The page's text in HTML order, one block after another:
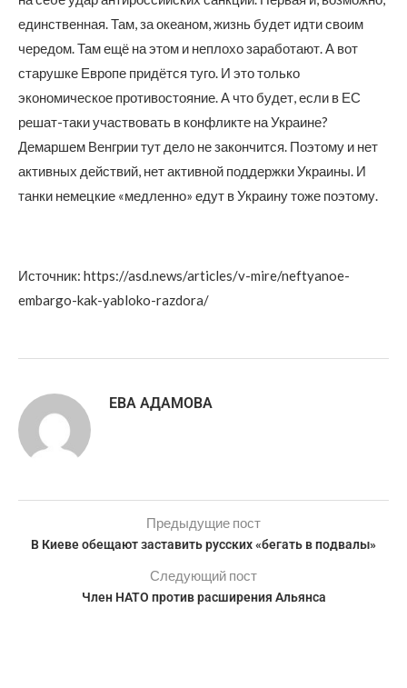
единственная. Там, за океаном, жизнь будет идти своим
чередом. Там ещё на этом и неплохо заработают. А вот
старушке Европе придётся туго. И это только
экономическое противостояние. А что будет, если в ЕС
решат-таки участвовать в конфликте на Украине?
Демаршем Венгрии тут дело не закончится. Поэтому и нет
активных действий, нет активной поддержки Украины. И
танки немецкие «медленно» едут в Украину тоже поэтому.
Источник: https://asd.news/articles/v-mire/neftyanoe-
embargo-kak-yabloko-razdora/
ЕВА АДАМОВА
Предыдущие пост
В Киеве обещают заставить русских «бегать в подвалы»
Следующий пост
Член НАТО против расширения Альянса